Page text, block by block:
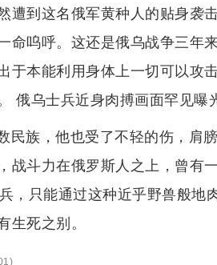
遭到这名俄军黄种人的贴身袭
命呜呼。这还是俄乌战争三年
于本能利用身体上一切可以攻
俄乌士兵近身肉搏画面罕见曝
民族，他也受了不轻的伤，肩
战斗力在俄罗斯人之上，曾有
，只能通过这种近乎野兽般地
生死之别。
)